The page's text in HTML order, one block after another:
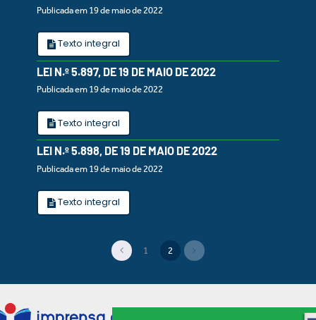
Publicada em 19 de maio de 2022
Texto integral
LEI N.º 5.897, DE 19 DE MAIO DE 2022
Publicada em 19 de maio de 2022
Texto integral
LEI N.º 5.898, DE 19 DE MAIO DE 2022
Publicada em 19 de maio de 2022
Texto integral
1 2(current)